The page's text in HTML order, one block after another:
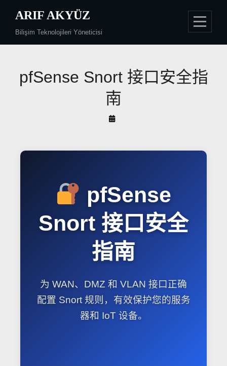
content
ARIF AKYÜZ
Bilişim Teknolojileri Yöneticisi
pfSense Snort 接口安全指
南
By
pfSense
Snort 接口安全
指南
为 WAN、DMZ 和 VLAN 接口正确
配置 Snort 规则，有效保护您的服务
器和 IoT 设备。
文
章